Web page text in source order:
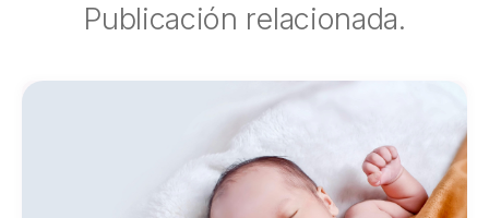
Publicación relacionada.